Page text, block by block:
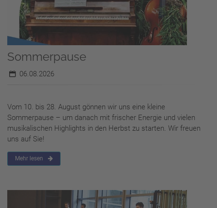
Sommerpause
06.08.2026
Vom 10. bis 28. August gönnen wir uns eine kleine
Sommerpause – um danach mit frischer Energie und vielen
musikalischen Highlights in den Herbst zu starten. Wir freuen
uns auf Sie!
Mehr lesen